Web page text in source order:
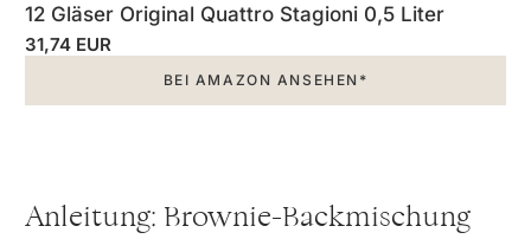
12 Gläser Original Quattro Stagioni 0,5 Liter
31,74 EUR
BEI AMAZON ANSEHEN*
Anleitung: Brownie-Backmischung